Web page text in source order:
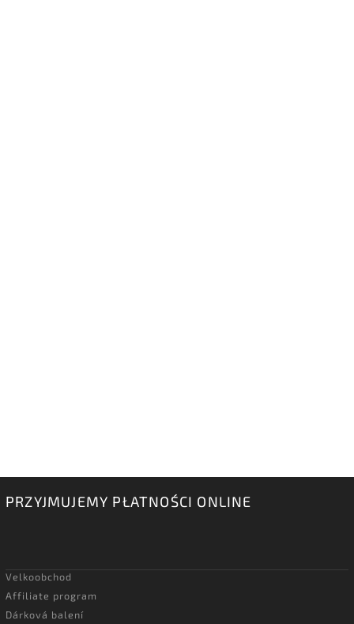
PRZYJMUJEMY PŁATNOŚCI ONLINE
Velkoobchod
Affiliate program
Dárková balení